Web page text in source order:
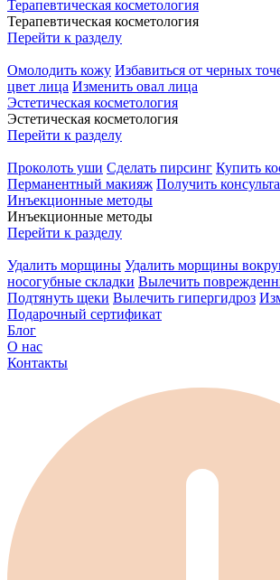
Терапевтическая косметология
Терапевтическая косметология
Перейти к разделу
Омолодить кожу Избавиться от черных
цвет лица Изменить овал лица
Эстетическая косметология
Эстетическая косметология
Перейти к разделу
Проколоть уши Сделать пирсинг Купить
Перманентный макияж Получить
Инъекционные методы
Инъекционные методы
Перейти к разделу
Удалить морщины Удалить морщины
носогубные складки Вылечить
Подтянуть щеки Вылечить гипергидроз
Подарочный сертификат
Блог
О нас
Контакты